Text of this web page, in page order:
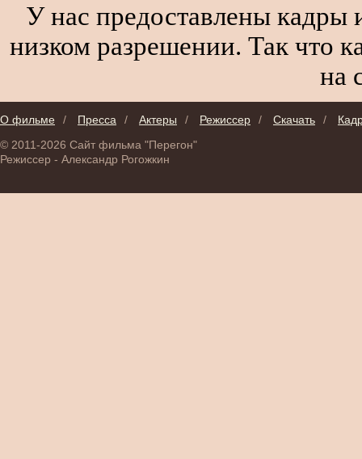
У нас предоставлены кадры
низком разрешении. Так что
на
О фильме / Пресса / Актеры / Режиссер / Скачать /
© 2011-2026 Сайт фильма "Перегон"
Режиссер - Александр Рогожкин